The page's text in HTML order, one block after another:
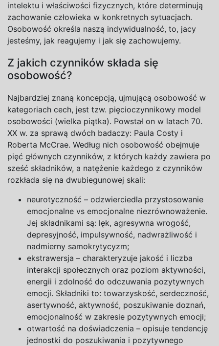
intelektu i właściwości fizycznych, które determinują
zachowanie człowieka w konkretnych sytuacjach.
Osobowość określa naszą indywidualność, to, jacy
jesteśmy, jak reagujemy i jak się zachowujemy.
Z jakich czynników składa się
osobowość?
Najbardziej znaną koncepcją, ujmującą osobowość w
kategoriach cech, jest tzw. pięcioczynnikowy model
osobowości (wielka piątka). Powstał on w latach 70.
XX w. za sprawą dwóch badaczy: Paula Costy i
Roberta McCrae. Według nich osobowość obejmuje
pięć głównych czynników, z których każdy zawiera po
sześć składników, a natężenie każdego z czynników
rozkłada się na dwubiegunowej skali:
neurotyczność – odzwierciedla przystosowanie
emocjonalne vs emocjonalne niezrównoważenie.
Jej składnikami są: lęk, agresywna wrogość,
depresyjność, impulsywność, nadwrażliwość i
nadmierny samokrytycyzm;
ekstrawersja – charakteryzuje jakość i liczba
interakcji społecznych oraz poziom aktywności,
energii i zdolność do odczuwania pozytywnych
emocji. Składniki to: towarzyskość, serdeczność,
asertywność, aktywność, poszukiwanie doznań,
emocjonalność w zakresie pozytywnych emocji;
otwartość na doświadczenia – opisuje tendencję
jednostki do poszukiwania i pozytywnego